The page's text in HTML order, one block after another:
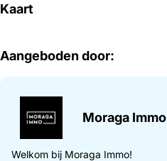
Kaart
Aangeboden door:
Moraga Immo
Welkom bij Moraga Immo!